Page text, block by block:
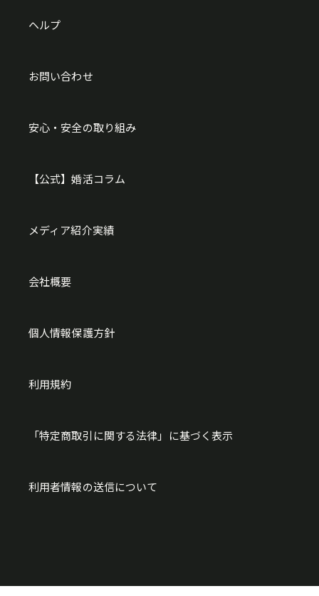
ヘルプ
お問い合わせ
安心・安全の取り組み
【公式】婚活コラム
メディア紹介実績
会社概要
個人情報保護方針
利用規約
「特定商取引に関する法律」に基づく表示
利用者情報の送信について